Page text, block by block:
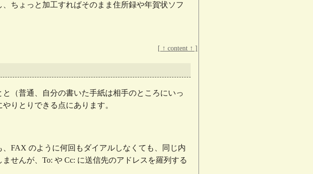
ちょっと加工すればそのまま住所録や年賀状ソフ
[ ↑ content ↑ ]
（普通、自分の書いた手紙は相手のところにいっ
りとりできる点にあります。
FAX のように何回もダイアルしなくても、同じ内
せんが、To: や Cc: に送信先のアドレスを羅列する